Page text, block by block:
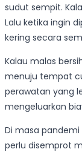
sudut sempit.
Lalu ketika ingin
kering secara
Kalau malas
menuju tempat
perawatan yang
mengeluarkan
Di masa pandemi
perlu disemprot